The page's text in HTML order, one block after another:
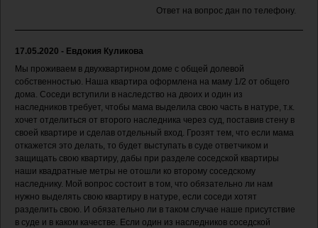
Ответ на вопрос дан по телефону.
17.05.2020 - Евдокия Куликова
Мы проживаем в двухквартирном доме с общей долевой
собственностью. Наша квартира оформлена на маму 1/2 от общего
дома. Соседи вступили в наследство на двоих и один из
наследников требует, чтобы мама выделила свою часть в натуре, т.к.
хочет отделиться от второго наследника через суд, поставив стену в
своей квартире и сделав отдельный вход. Грозят тем, что если мама
откажется это делать, то будет выступать в суде ответчиком и
защищать свою квартиру, дабы при разделе соседской квартиры
наши квадратные метры не отошли ко второму соседскому
наследнику. Мой вопрос состоит в том, что обязательно ли нам
нужно выделять свою квартиру в натуре, если соседи хотят
разделить свою. И обязательно ли в таком случае наше присутствие
в суде и в каком качестве. Если один из наследников соседской